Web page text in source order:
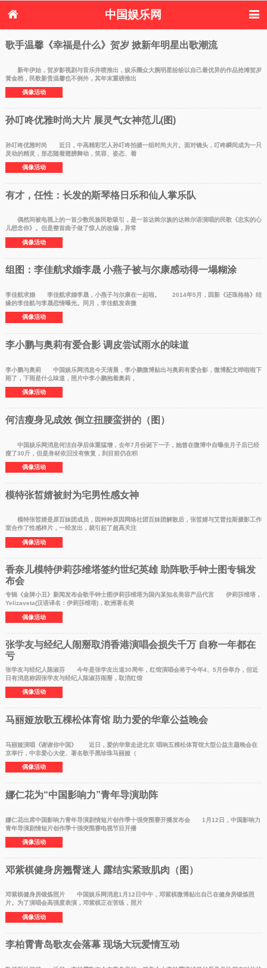
中国娱乐网
首页 新闻 女性
看电影
热周边
歌手温馨《幸福是什么》贺岁 掀新年明星出歌潮流
新年伊始，贺岁影视剧与音乐井喷推出，娱乐圈众大腕明星纷纷以自己最优异的作品抢滩贺岁
黄金档，民歌新贵温馨也不例外，其年末重磅推出
偶像活动
孙叮咚优雅时尚大片 展灵气女神范儿(图)
孙叮咚优雅时尚 近日，中高精彩艺人孙叮咚拍摄一组时尚大片。面对镜头，叮咚瞬间成为一只
灵动的精灵，形态随着翅膀舞动，笑容、姿态、着
偶像活动
有才，任性：长发的斯琴格日乐和仙人掌乐队
偶然间被电视上的一首少数民族民歌吸引，是一首达斡尔族的达斡尔语演唱的民歌《忠实的心
儿想念你》。但是整首曲子做了惊人的改编，异常
偶像活动
组图：李佳航求婚李晟 小燕子被与尔康感动得一塌糊涂
李佳航求婚 李佳航求婚李晟，小燕子与尔康在一起啦。 2014年5月，因新《还珠格格》结
缘的李佳航与李晟恋情曝光。同月，李佳航发表微
偶像活动
李小鹏与奥莉有爱合影 调皮尝试雨水的味道
李小鹏与奥莉 中国娱乐网消息今天清晨，李小鹏微博贴出与奥莉有爱合影，微博配文哗啦啦下
雨了，下雨是什么味道，照片中李小鹏抱着奥莉，
偶像活动
何洁瘦身见成效 倒立扭腰蛮拼的（图）
中国娱乐网消息何洁自孕后体重猛增，去年7月份诞下一子，她曾在微博中自曝坐月子后已经
瘦了30斤，但是身材依旧没有恢复，到目前仍在积
偶像活动
模特张皙婧被封为宅男性感女神
模特张皙婧是原百妹团成员，因种种原因网络社团百妹团解散后，张皙婧与艾普拉斯摄影工作
室合作了性感样片，一经发出，就引起了超高关注
偶像活动
香奈儿模特伊莉莎维塔签约世纪英雄 助阵歌手钟士图专辑发
布会
专辑《金牌小丑》新闻发布会歌手钟士图伊莉莎维塔为国内某知名美容产品代言 伊莉莎维塔，
Yelizaveta(汉语译名：伊莉莎维塔)，欧洲著名美
偶像活动
张学友与经纪人闹掰取消香港演唱会损失千万 自称一年都在
亏
张学友与经纪人陈淑芬 今年是张学友出道30周年，红馆演唱会将于今年4、5月份举办，但近
日有消息称因张学友与经纪人陈淑芬闹掰，取消红馆
偶像活动
马丽娅放歌五棵松体育馆 助力爱的华章公益晚会
马丽娅演唱《谢谢你中国》 近日，爱的华章走进北京 唱响五棵松体育馆大型公益主题晚会在
京举行，中非爱心大使、著名歌手黑珍珠马丽娅（
偶像活动
娜仁花为“中国影响力”青年导演助阵
娜仁花出席中国影响力青年导演剧情短片创作季十强突围赛开播发布会 1月12日，中国影响力
青年导演剧情短片创作季十强突围赛电视节目开播
偶像活动
邓紫棋健身房翘臀迷人 露结实紧致肌肉（图）
邓紫棋健身房锻炼照片 中国娱乐网消息1月12日中午，邓紫棋微博贴出自己在健身房锻炼照
片。为了演唱会高强度表演，邓紫棋正在苦练，照片
偶像活动
李柏霄青岛歌友会落幕 现场大玩爱情互动